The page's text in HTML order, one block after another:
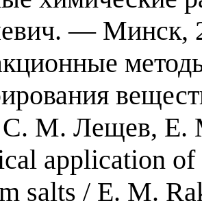
— Минск,
С. М. Лещев, Е.
application of
salts / E. M.